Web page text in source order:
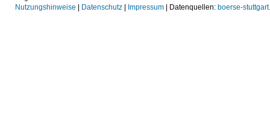
Nutzungshinweise | Datenschutz | Impressum | Datenquellen: boerse-